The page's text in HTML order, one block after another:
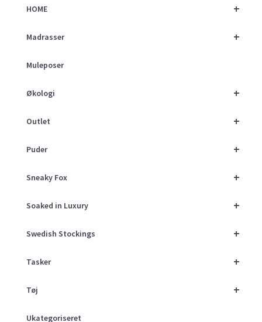
+
HOME
+
Madrasser
Muleposer
+
Økologi
+
Outlet
+
Puder
+
Sneaky Fox
+
Soaked in Luxury
+
Swedish Stockings
+
Tasker
+
Tøj
Ukategoriseret